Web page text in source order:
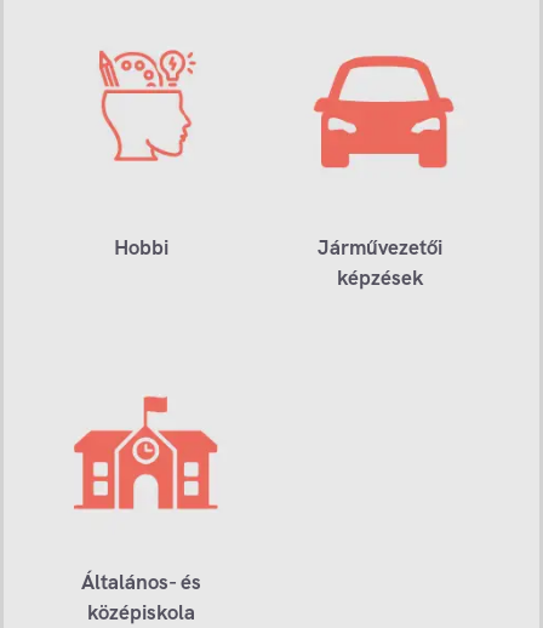
Hobbi
Járművezetői
képzések
Általános- és
középiskola